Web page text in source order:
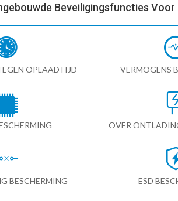
Beveiligingsfuncties Voor
OPLAADTIJD VERMOGENS
OVER
BESCHERMING ESD